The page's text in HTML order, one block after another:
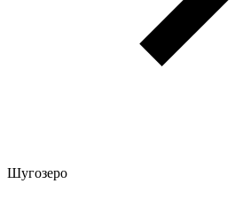
Шугозеро